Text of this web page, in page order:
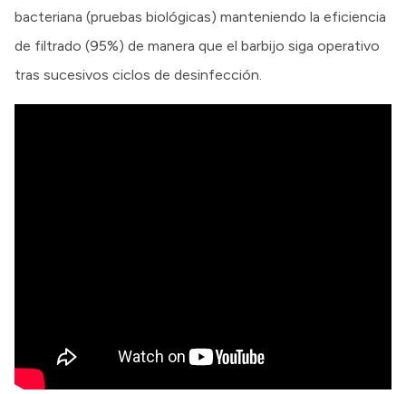
bacteriana (pruebas biológicas) manteniendo la eficiencia
de filtrado (95%) de manera que el barbijo siga operativo
tras sucesivos ciclos de desinfección.